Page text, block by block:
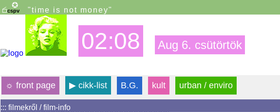
"time is not money"
02:08 Aug 6. csütörtök
☼ front page ▶ cikk-list B.G. kult urban / enviro
::: filmekről / film-info